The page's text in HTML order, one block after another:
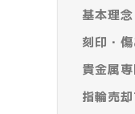
基本理念
刻印・
貴金属
指輪売